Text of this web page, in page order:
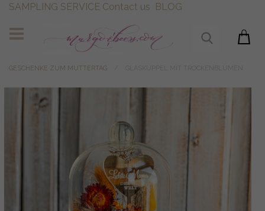
SAMPLING SERVICE Contact us BLOG
GESCHENKE ZUM MUTTERTAG